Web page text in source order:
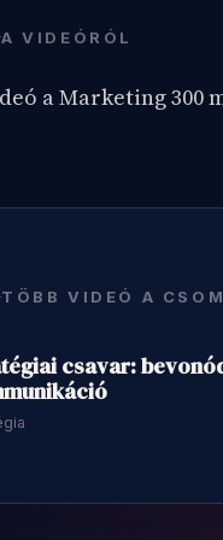
A VIDEÓRÓL
a Marketing 300
TÖBB VIDEÓ A
csavar: